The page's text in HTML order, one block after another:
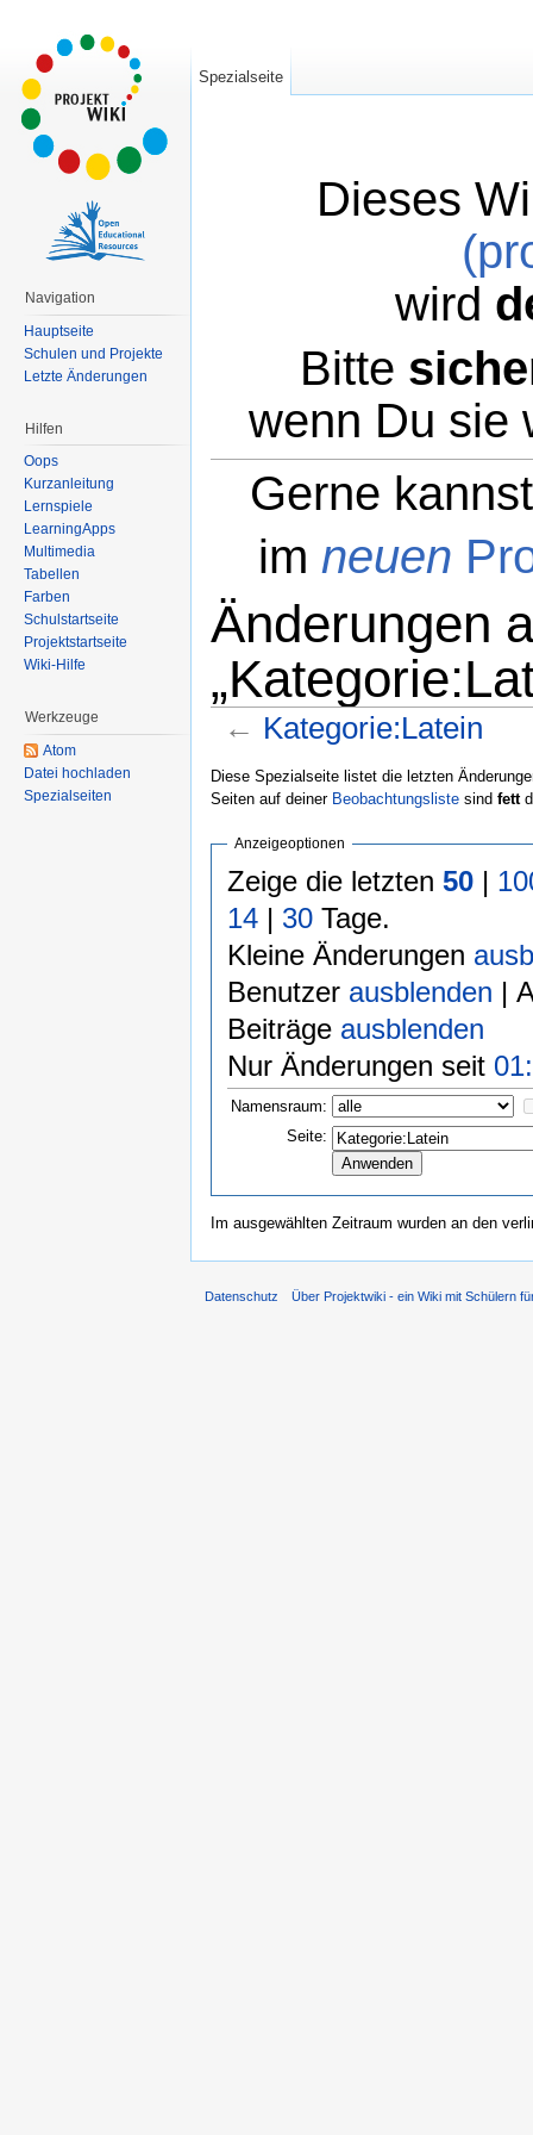
Dieses
wird
Bitte
wenn Du sie
Gerne
im neuen
Änderungen
← Kategorie:Latein
Diese Spezialseite listet die letzten
Seiten auf deiner Beobachtungsliste sind fett
Anzeigeoptionen
Zeige die letzten 50|
14| 30Tage.
Kleine Änderungen
Benutzer ausblenden |
Beiträge ausblenden
Nur Änderungen seit
Namensraum:
Seite:
Im ausgewählten Zeitraum wurden an den
Spezialseite
Navigation
Hauptseite
Schulen und Projekte
Letzte Änderungen
Hilfen
Oops
Kurzanleitung
Lernspiele
LearningApps
Multimedia
Tabellen
Farben
Schulstartseite
Projektstartseite
Wiki-Hilfe
Werkzeuge
Atom
Datei hochladen
Spezialseiten
Datenschutz Über Projektwiki - ein Wiki mit Schülern